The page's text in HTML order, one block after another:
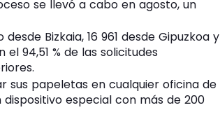
se llevó a cabo en agosto, un
Bizkaia, 16 961 desde Gipuzkoa y
94,51 % de las solicitudes
sus papeletas en cualquier oficina de
especial con más de 200